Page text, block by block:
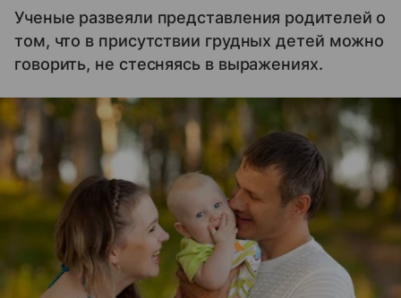
Ученые развеяли представления родителей о
том, что в присутствии грудных детей можно
говорить, не стесняясь в выражениях.